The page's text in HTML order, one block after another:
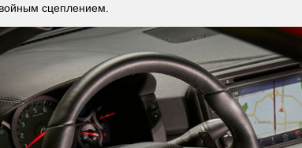
сцеплением.